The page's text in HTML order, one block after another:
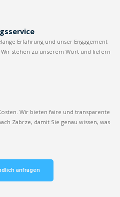
Erfahrung und unser Engagement
stehen zu unserem Wort und liefern
Wir bieten faire und transparente
Zabrze, damit Sie genau wissen, was
anfragen